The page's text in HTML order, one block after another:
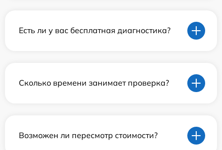
Есть ли у вас бесплатная диагностика?
Сколько времени занимает проверка?
Возможен ли пересмотр стоимости?